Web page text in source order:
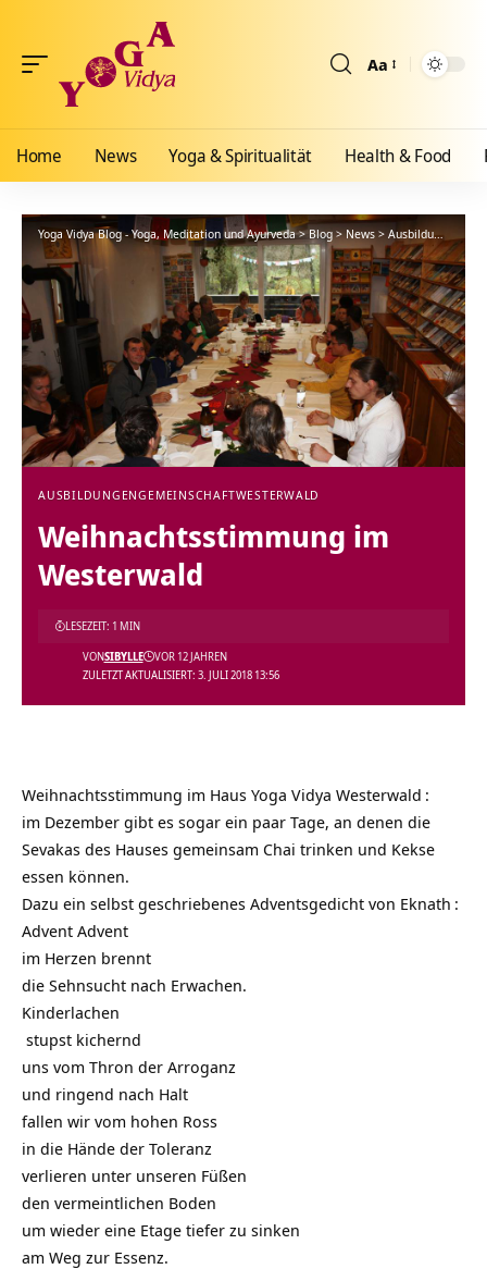
Aa
Home News Yoga & Spiritualität Health & Food
Yoga Vidya Blog - Yoga, Meditation und Ayurveda>Blog>News> Ausbildungen >
AUSBILDUNGENGEMEINSCHAFTWESTERWALD
Weihnachtsstimmung im
Westerwald
ZULETZT AKTUALISIERT: 3. JULI 2018 13:56
VONSIBYLLE VOR 12 JAHREN
LESEZEIT: 1 MIN
Weihnachtsstimmung im Haus Yoga Vidya Westerwald :
im Dezember gibt es sogar ein paar Tage, an denen die
Sevakas des Hauses gemeinsam Chai trinken und Kekse
essen können.
Dazu ein selbst geschriebenes Adventsgedicht von Eknath :
Advent Advent
im Herzen brennt
die Sehnsucht nach Erwachen.
Kinderlachen
stupst kichernd
uns vom Thron der Arroganz
und ringend nach Halt
fallen wir vom hohen Ross
in die Hände der Toleranz
verlieren unter unseren Füßen
den vermeintlichen Boden
um wieder eine Etage tiefer zu sinken
am Weg zur Essenz.